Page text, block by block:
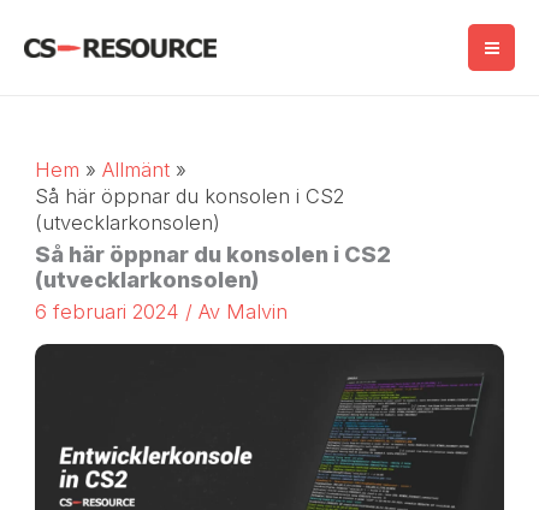
Hem
Allmänt
Så här öppnar du konsolen i CS2
(utvecklarkonsolen)
Så här öppnar du konsolen i CS2
(utvecklarkonsolen)
6 februari 2024 / Av Malvin